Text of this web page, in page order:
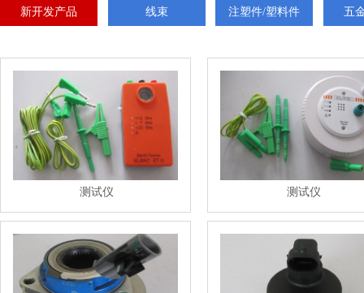
新开发产品 注塑件/塑料件 五
线束
测试仪 测试仪